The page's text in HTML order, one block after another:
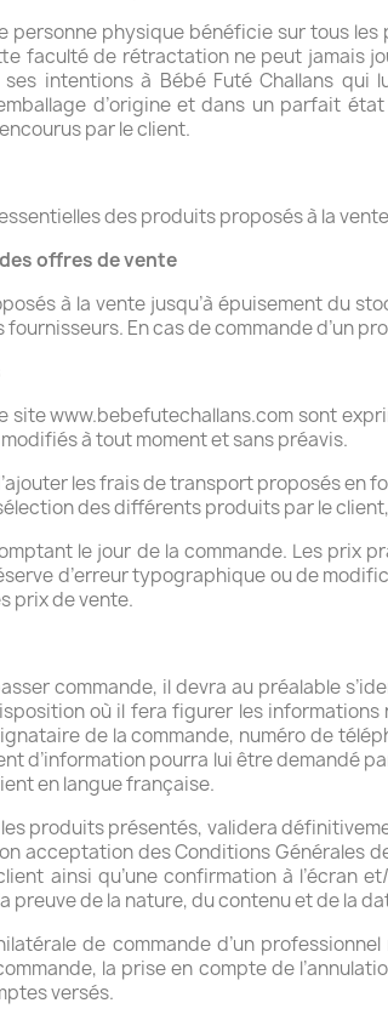
personne physique bénéficie sur tous
faculté de rétractation ne peut jamais
intentions à Bébé Futé Challans
d’origine et dans un parfait
par le client.
des produits proposés à la
offres de vente
à la vente jusqu’à épuisement du
En cas de commande d’un
site www.bebefutechallans.com sont
à tout moment et sans préavis.
les frais de transport proposés
des différents produits par le
le jour de la commande. Les prix
d’erreur typographique ou de
prix de vente.
commande, il devra au préalable
où il fera figurer les
de la commande, numéro de
d’information pourra lui être demandé
en langue française.
produits présentés, validera
acceptation des Conditions Générales
ainsi qu’une confirmation à l’écran
preuve de la nature, du contenu et de la
de commande d’un
la prise en compte de
versés.